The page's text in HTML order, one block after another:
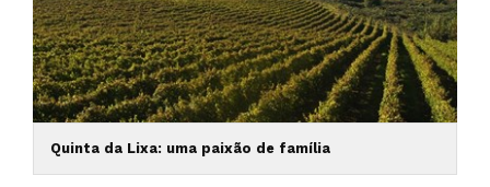
Quinta da Lixa: uma paixão de família